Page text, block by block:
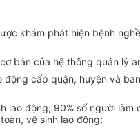
khám phát hiện bệnh
bản của hệ thống quản
cấp quận, huyện và
lao động; 90% số người làm
vệ sinh lao động;